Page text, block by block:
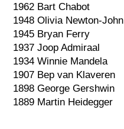
1962 Bart Chabot
1948 Olivia Newton-John
1945 Bryan Ferry
1937 Joop Admiraal
1934 Winnie Mandela
1907 Bep van Klaveren
1898 George Gershwin
1889 Martin Heidegger